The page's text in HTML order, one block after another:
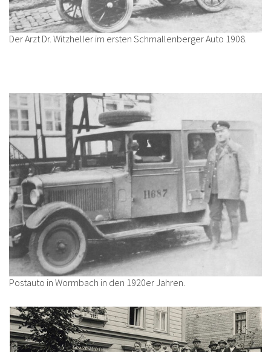
Der Arzt Dr. Witzheller im ersten Schmallenberger Auto 1908.
Postauto in Wormbach in den 1920er Jahren.